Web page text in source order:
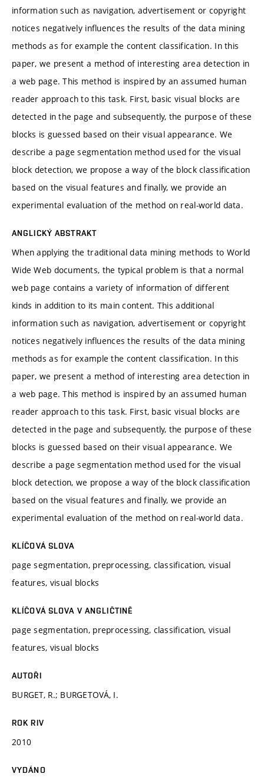
information such as navigation, advertisement or copyright
notices negatively influences the results of the data mining
methods as for example the content classification. In this
paper, we present a method of interesting area detection in
a web page. This method is inspired by an assumed human
reader approach to this task. First, basic visual blocks are
detected in the page and subsequently, the purpose of these
blocks is guessed based on their visual appearance. We
describe a page segmentation method used for the visual
block detection, we propose a way of the block classification
based on the visual features and finally, we provide an
experimental evaluation of the method on real-world data.
ANGLICKÝ ABSTRAKT
When applying the traditional data mining methods to World
Wide Web documents, the typical problem is that a normal
web page contains a variety of information of different
kinds in addition to its main content. This additional
information such as navigation, advertisement or copyright
notices negatively influences the results of the data mining
methods as for example the content classification. In this
paper, we present a method of interesting area detection in
a web page. This method is inspired by an assumed human
reader approach to this task. First, basic visual blocks are
detected in the page and subsequently, the purpose of these
blocks is guessed based on their visual appearance. We
describe a page segmentation method used for the visual
block detection, we propose a way of the block classification
based on the visual features and finally, we provide an
experimental evaluation of the method on real-world data.
KLÍČOVÁ SLOVA
page segmentation, preprocessing, classification, visual
features, visual blocks
KLÍČOVÁ SLOVA V ANGLIČTINĚ
page segmentation, preprocessing, classification, visual
features, visual blocks
AUTOŘI
BURGET, R.; BURGETOVÁ, I.
ROK RIV
2010
VYDÁNO